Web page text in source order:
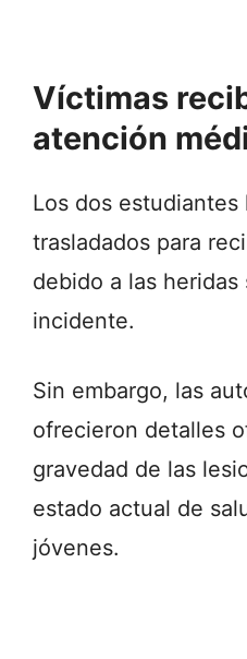
Víctimas
atención
Los dos
trasladados para
debido a las
incidente.
Sin embargo, las
ofrecieron detalles
gravedad de las
estado actual de
jóvenes.